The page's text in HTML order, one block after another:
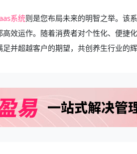
系统则是您布局未来的明智之举。该
效运作。随着消费者对个性化、便捷
并超越客户的期望，共创养生行业的辉